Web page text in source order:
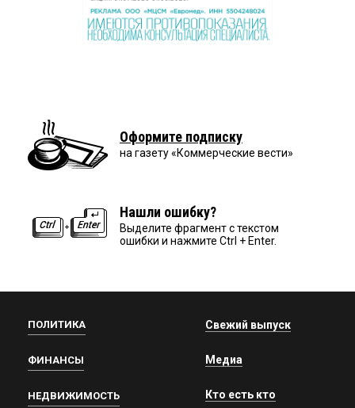
Оформите подписку
на газету «Коммерческие вести»
Нашли ошибку?
Выделите фрагмент с текстом
ошибки и нажмите Ctrl + Enter.
ПОЛИТИКА
ФИНАНСЫ
НЕДВИЖИМОСТЬ
Свежий выпуск
Медиа
Кто есть кто